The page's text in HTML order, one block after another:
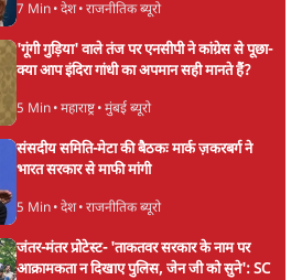
7 Min• देश• राजनीतिक ब्यूरो
'गूंगी गुड़िया' वाले तंज पर एनसीपी ने कांग्रेस से पूछा-
क्या आप इंदिरा गांधी का अपमान सही मानते हैं?
5 Min• महाराष्ट्र• मुंबई ब्यूरो
संसदीय समिति-मेटा की बैठकः मार्क ज़करबर्ग ने
भारत सरकार से माफी मांगी
5 Min• देश• राजनीतिक ब्यूरो
जंतर-मंतर प्रोटेस्ट- 'ताकतवर सरकार के नाम पर
आक्रामकता न दिखाए पुलिस, जेन जी को सुने': SC